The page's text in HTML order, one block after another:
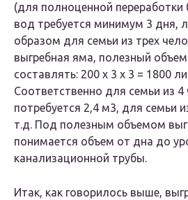
(для полноценной переработки
вод требуется минимум 3 дня,
образом для семьи из трех
выгребная яма, полезный
составлять: 200 х 3 х 3 = 1800
Соответственно для семьи из 4
потребуется 2,4 м3, для семьи
т.д. Под полезным объемом
понимается объем от дна до
канализационной трубы.
Итак, как говорилось выше,